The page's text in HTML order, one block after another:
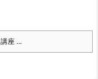
座 ...